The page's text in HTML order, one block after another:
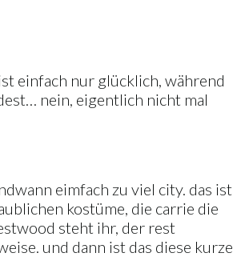
einfach nur glücklich, während
nein, eigentlich nicht mal
eimfach zu viel city. das ist
kostüme, die carrie die
steht ihr, der rest
und dann ist das diese kurze